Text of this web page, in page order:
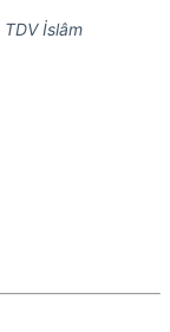
TDV İslâm